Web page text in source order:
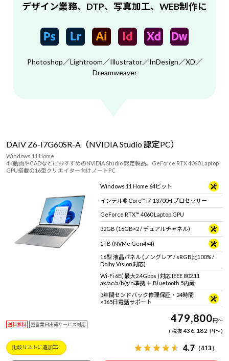
デザイン業務、DTP、写真加工、WEB制作に
Photoshop／Lightroom／Illustrator／InDesign／XD／
Dreamweaver
DAIV Z6-I7G60SR-A（NVIDIA Studio 認定PC）
Windows 11 Home
4K動画やCADなどにおすすめのNVIDIA Studio 認定製品。GeForce RTX 4060 Laptop
GPU搭載の16型クリエイター向けノートPC
Windows 11 Home 64ビット
インテル® Core™ i7-13700H プロセッサー
GeForce RTX™ 4060 Laptop GPU
32GB (16GB×2 / デュアルチャネル)
1TB (NVMe Gen4×4)
16型 液晶パネル (ノングレア / sRGB比100% /
Dolby Vision対応)
Wi-Fi 6E( 最大2.4Gbps )対応 IEEE 802.11
ax/ac/a/b/g/n準拠 ＋ Bluetooth 5内蔵
3年間センドバック修理保証・24時間
×365日電話サポート
送料無料 翌営業日出荷サービス対応 479,800円～
税抜436,182 円～
比較リストに追加 4.7 （413）